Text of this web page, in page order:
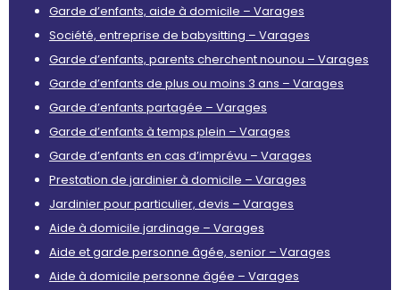
Garde d’enfants, aide à domicile – Varages
Société, entreprise de babysitting – Varages
Garde d’enfants, parents cherchent nounou – Varages
Garde d’enfants de plus ou moins 3 ans – Varages
Garde d’enfants partagée – Varages
Garde d’enfants à temps plein – Varages
Garde d’enfants en cas d’imprévu – Varages
Prestation de jardinier à domicile – Varages
Jardinier pour particulier, devis – Varages
Aide à domicile jardinage – Varages
Aide et garde personne âgée, senior – Varages
Aide à domicile personne âgée – Varages